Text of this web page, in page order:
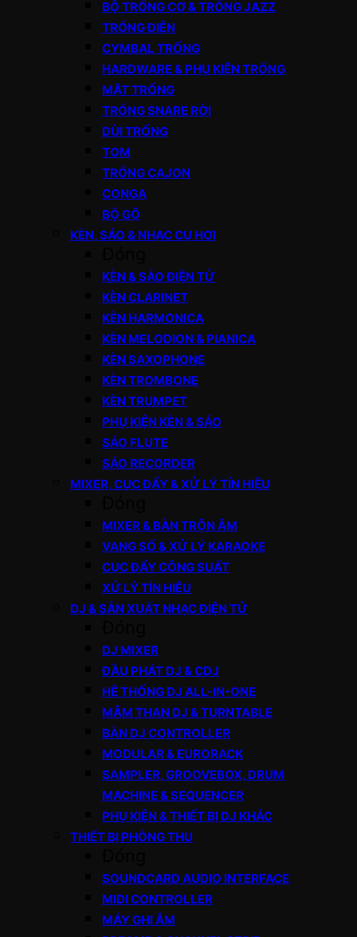
BỘ TRỐNG CƠ & TRỐNG JAZZ
TRỐNG ĐIỆN
CYMBAL TRỐNG
HARDWARE & PHỤ KIỆN TRỐNG
MẶT TRỐNG
TRỐNG SNARE RỜI
DÙI TRỐNG
TOM
TRỐNG CAJON
CONGA
BỘ GÕ
KÈN, SÁO & NHẠC CỤ HƠI
KÈN & SÁO ĐIỆN TỬ
KÈN CLARINET
KÈN HARMONICA
KÈN MELODION & PIANICA
KÈN SAXOPHONE
KÈN TROMBONE
KÈN TRUMPET
PHỤ KIỆN KÈN & SÁO
SÁO FLUTE
SÁO RECORDER
MIXER, CỤC ĐẨY & XỬ LÝ TÍN HIỆU
MIXER & BÀN TRỘN ÂM
VANG SỐ & XỬ LÝ KARAOKE
CỤC ĐẨY CÔNG SUẤT
XỬ LÝ TÍN HIỆU
DJ & SẢN XUẤT NHẠC ĐIỆN TỬ
DJ MIXER
ĐẦU PHÁT DJ & CDJ
HỆ THỐNG DJ ALL-IN-ONE
MÂM THAN DJ & TURNTABLE
BÀN DJ CONTROLLER
MODULAR & EURORACK
SAMPLER, GROOVEBOX, DRUM
MACHINE & SEQUENCER
PHỤ KIỆN & THIẾT BỊ DJ KHÁC
THIẾT BỊ PHÒNG THU
SOUNDCARD AUDIO INTERFACE
MIDI CONTROLLER
MÁY GHI ÂM